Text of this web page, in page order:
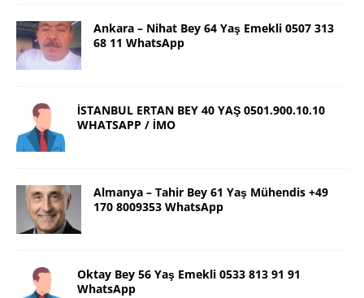
Ankara – Nihat Bey 64 Yaş Emekli 0507 313
68 11 WhatsApp
İSTANBUL ERTAN BEY 40 YAŞ 0501.900.10.10
WHATSAPP / İMO
Almanya – Tahir Bey 61 Yaş Mühendis +49
170 8009353 WhatsApp
Oktay Bey 56 Yaş Emekli 0533 813 91 91
WhatsApp